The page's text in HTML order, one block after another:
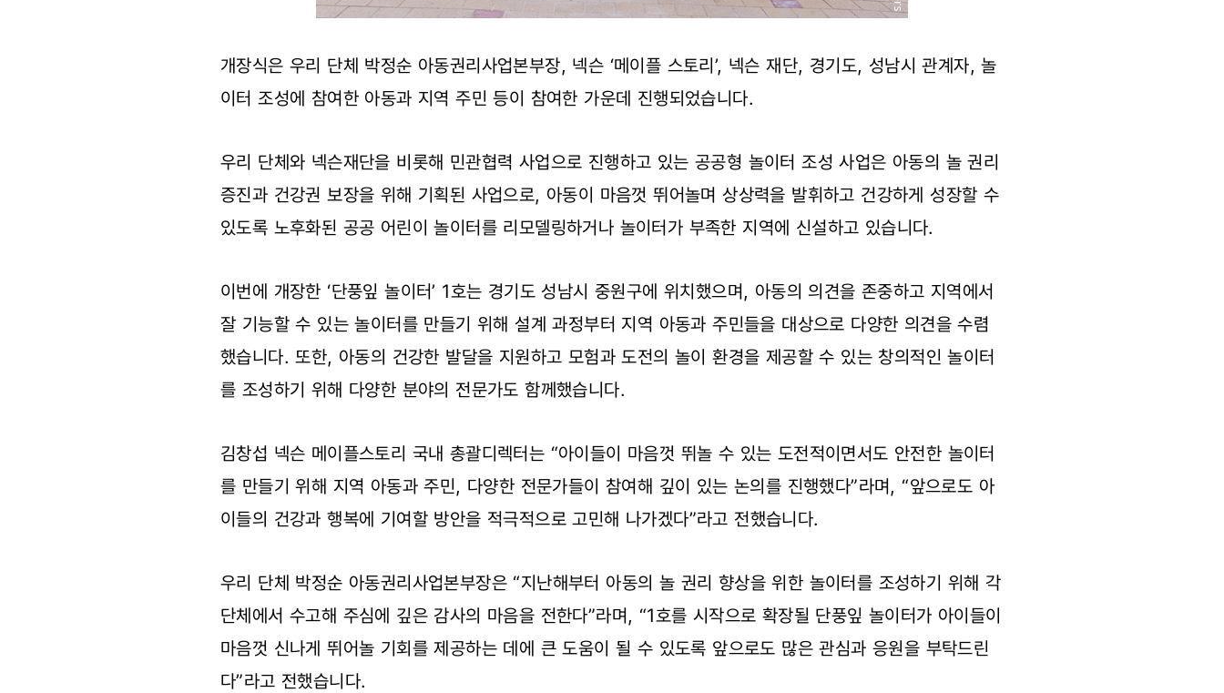
개장식은 우리 단체 박정순 아동권리사업본부장, 넥슨 ‘메이플 스토리’, 넥슨 재단, 경기도, 성남시 관계자, 놀
이터 조성에 참여한 아동과 지역 주민 등이 참여한 가운데 진행되었습니다.
우리 단체와 넥슨재단을 비롯해 민관협력 사업으로 진행하고 있는 공공형 놀이터 조성 사업은 아동의 놀 권리
증진과 건강권 보장을 위해 기획된 사업으로, 아동이 마음껏 뛰어놀며 상상력을 발휘하고 건강하게 성장할 수
있도록 노후화된 공공 어린이 놀이터를 리모델링하거나 놀이터가 부족한 지역에 신설하고 있습니다.
이번에 개장한 ‘단풍잎 놀이터’ 1호는 경기도 성남시 중원구에 위치했으며, 아동의 의견을 존중하고 지역에서
잘 기능할 수 있는 놀이터를 만들기 위해 설계 과정부터 지역 아동과 주민들을 대상으로 다양한 의견을 수렴
했습니다. 또한, 아동의 건강한 발달을 지원하고 모험과 도전의 놀이 환경을 제공할 수 있는 창의적인 놀이터
를 조성하기 위해 다양한 분야의 전문가도 함께했습니다.
김창섭 넥슨 메이플스토리 국내 총괄디렉터는 “아이들이 마음껏 뛰놀 수 있는 도전적이면서도 안전한 놀이터
를 만들기 위해 지역 아동과 주민, 다양한 전문가들이 참여해 깊이 있는 논의를 진행했다”라며, “앞으로도 아
이들의 건강과 행복에 기여할 방안을 적극적으로 고민해 나가겠다”라고 전했습니다.
우리 단체 박정순 아동권리사업본부장은 “지난해부터 아동의 놀 권리 향상을 위한 놀이터를 조성하기 위해 각
단체에서 수고해 주심에 깊은 감사의 마음을 전한다”라며, “1호를 시작으로 확장될 단풍잎 놀이터가 아이들이
마음껏 신나게 뛰어놀 기회를 제공하는 데에 큰 도움이 될 수 있도록 앞으로도 많은 관심과 응원을 부탁드린
다”라고 전했습니다.